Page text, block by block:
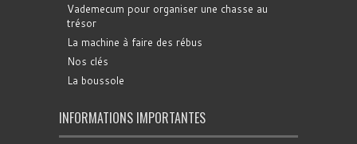
Vademecum pour organiser une chasse au
trésor
La machine à faire des rébus
Nos clés
La boussole
INFORMATIONS IMPORTANTES